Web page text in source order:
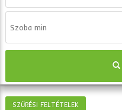
SZŰRÉSI FELTÉTELEK